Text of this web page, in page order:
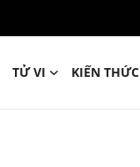
TỬ VI KIẾN THỨC